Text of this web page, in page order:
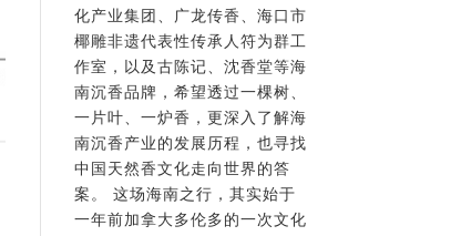
化产业集团、广龙传香、海口市
椰雕非遗代表性传承人符为群工
作室，以及古陈记、沈香堂等海
南沉香品牌，希望透过一棵树、
一片叶、一炉香，更深入了解海
南沉香产业的发展历程，也寻找
中国天然香文化走向世界的答
案。 这场海南之行，其实始于
一年前加拿大多伦多的一次文化